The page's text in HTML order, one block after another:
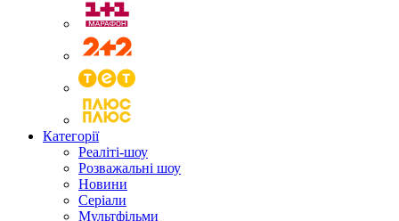
Категорії
Реаліті-шоу
Розважальні шоу
Новини
Серіали
Мультфільми